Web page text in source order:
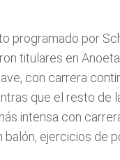
programado por
titulares en
con carrera
que el resto de
intensa con
ejercicios de